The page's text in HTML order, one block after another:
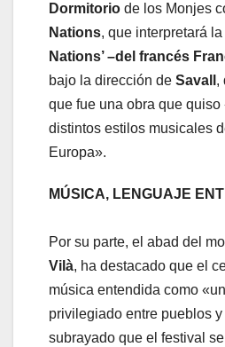
Dormitorio de los Monjes
Nations, que interpretará
Nations’ –del francés
bajo la dirección de Savall ,
que fue una obra que
distintos estilos musicales
Europa».
MÚSICA, LENGUAJE
Por su parte, el abad del
Vilà, ha destacado que el
música entendida como
privilegiado entre pueblos
subrayado que el festival